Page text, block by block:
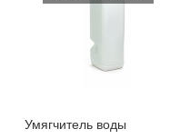
Умягчитель воды